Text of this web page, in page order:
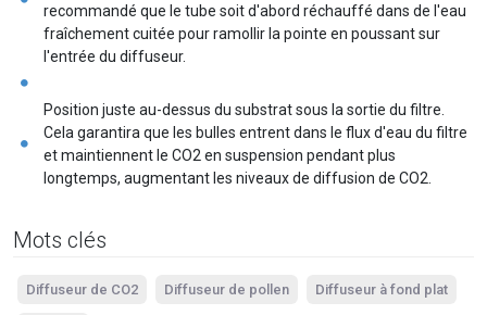
recommandé que le tube soit d'abord réchauffé dans de l'eau
fraîchement cuitée pour ramollir la pointe en poussant sur
l'entrée du diffuseur.
Position juste au-dessus du substrat sous la sortie du filtre.
Cela garantira que les bulles entrent dans le flux d'eau du filtre
et maintiennent le CO2 en suspension pendant plus
longtemps, augmentant les niveaux de diffusion de CO2.
Mots clés
Diffuseur de CO2 Diffuseur de pollen Diffuseur à fond plat